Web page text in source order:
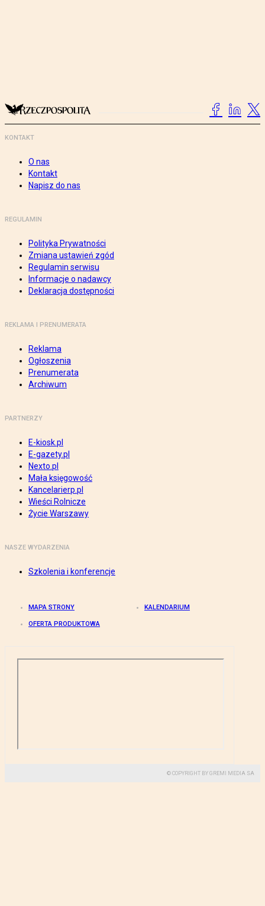
KONTAKT
O nas
Kontakt
Napisz do nas
REGULAMIN
Polityka Prywatności
Zmiana ustawień zgód
Regulamin serwisu
Informacje o nadawcy
Deklaracja dostępności
REKLAMA I PRENUMERATA
Reklama
Ogłoszenia
Prenumerata
Archiwum
PARTNERZY
E-kiosk.pl
E-gazety.pl
Nexto.pl
Mała księgowość
Kancelarierp.pl
Wieści Rolnicze
Życie Warszawy
NASZE WYDARZENIA
Szkolenia i konferencje
MAPA STRONY KALENDARIUM
OFERTA PRODUKTOWA
© COPYRIGHT BY GREMI MEDIA SA